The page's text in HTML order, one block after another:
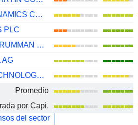
GENERAL DYNAMICS CORPORATION
PLC
NORTHROP GRUMMAN CORPORATION
AG
L3HARRIS TECHNOLOGIES, INC.
Promedio
por Capi.
del sector